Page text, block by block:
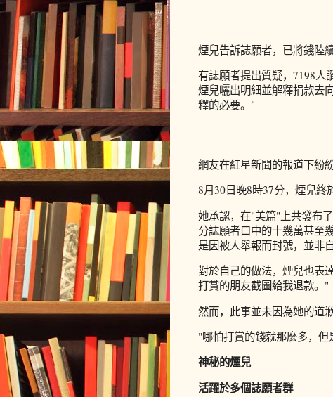
煙兒告訴誌願者，已將錢陸
有誌願者提出質疑，7198人
煙兒曬出明細並解釋捐款去
釋的必要。"
網友在紅星新聞的報道下紛
8月30日晚8時37分，煙兒終
她承認，在"美篇"上共發布
分誌願者口中的十幾萬甚至
是因被人舉報而封號，並非
對於自己的做法，煙兒也表
打賞的朋友截圖給我退款。"
然而，此事並未因為她的道
"哪怕打賞的錢就那麼多，
神秘的煙兒
活躍於多個誌願者群